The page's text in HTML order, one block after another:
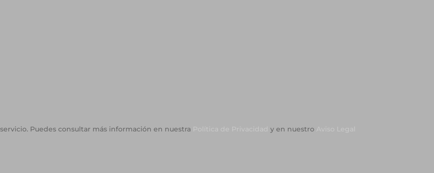
Puedes consultar más información en nuestra y en nuestro